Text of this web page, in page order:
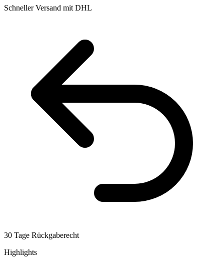
Schneller Versand mit DHL
30 Tage Rückgaberecht
Highlights